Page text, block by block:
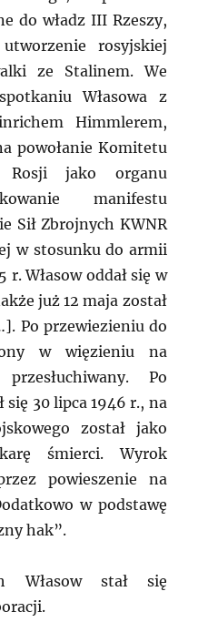
do władz III Rzeszy,
rosyjskiej
ze Stalinem. We
Własowa z
Himmlerem,
powołanie Komitetu
Rosji jako organu
manifestu
Sił Zbrojnych KWNR
w stosunku do armii
Własow oddał się w
już 12 maja został
Po przewiezieniu do
w więzieniu na
Po
się 30 lipca 1946 r., na
został jako
śmierci. Wyrok
powieszenie na
w podstawę
hak”.
Własow stał się